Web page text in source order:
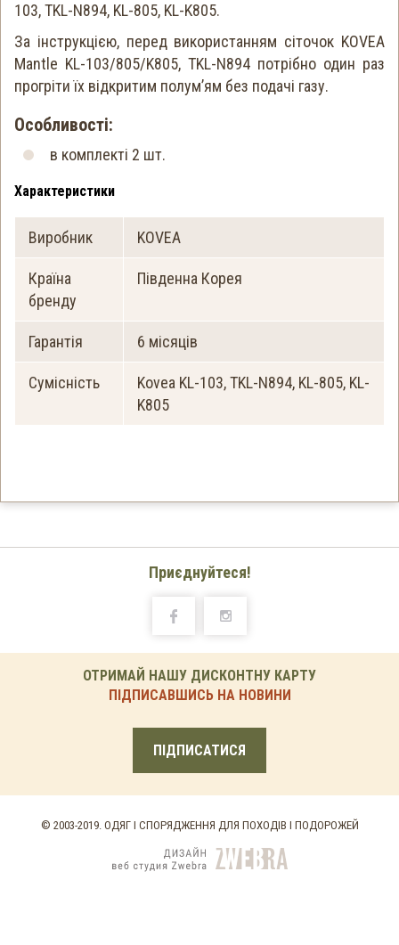
103, TKL-N894, KL-805, KL-K805.
За інструкцією, перед використанням сіточок KOVEA
Mantle KL-103/805/K805, TKL-N894 потрібно один раз
прогріти їх відкритим полум’ям без подачі газу.
Особливості:
в комплекті 2 шт.
Характеристики
Виробник KOVEA
Країна
бренду
Південна Корея
Гарантія 6 місяців
Сумісність
Kovea KL-103, TKL-N894, KL-805, KL-
K805
Приєднуйтеся!
ОТРИМАЙ НАШУ ДИСКОНТНУ КАРТУ
ПІДПИСАВШИСЬ НА НОВИНИ
ПІДПИСАТИСЯ
© 2003-2019. ОДЯГ І СПОРЯДЖЕННЯ ДЛЯ ПОХОДІВ І ПОДОРОЖЕЙ